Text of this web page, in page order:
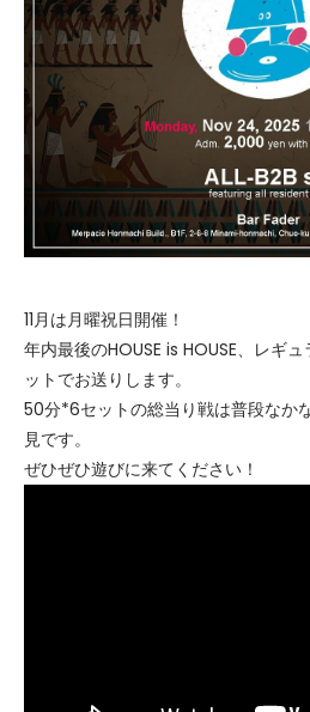
11月は月曜祝日開催！
年内最後のHOUSE is HOUSE、レギ
ットでお送りします。
50分*6セットの総当り戦は普段なか
見です。
ぜひぜひ遊びに来てください！